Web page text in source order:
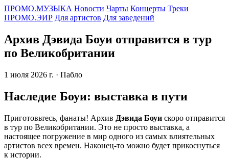
ПРОМО.МУЗЫКА Новости Чарты Концерты Треки
ПРОМО.ЭИР Для артистов Для заведений
Архив Дэвида Боуи отправится в тур
по Великобритании
1 июля 2026 г. · Пабло
Наследие Боуи: выставка в пути
Приготовьтесь, фанаты! Архив Дэвида Боуи скоро отправится
в тур по Великобритании. Это не просто выставка, а
настоящее погружение в мир одного из самых влиятельных
артистов всех времен. Наконец-то можно будет прикоснуться
к истории.